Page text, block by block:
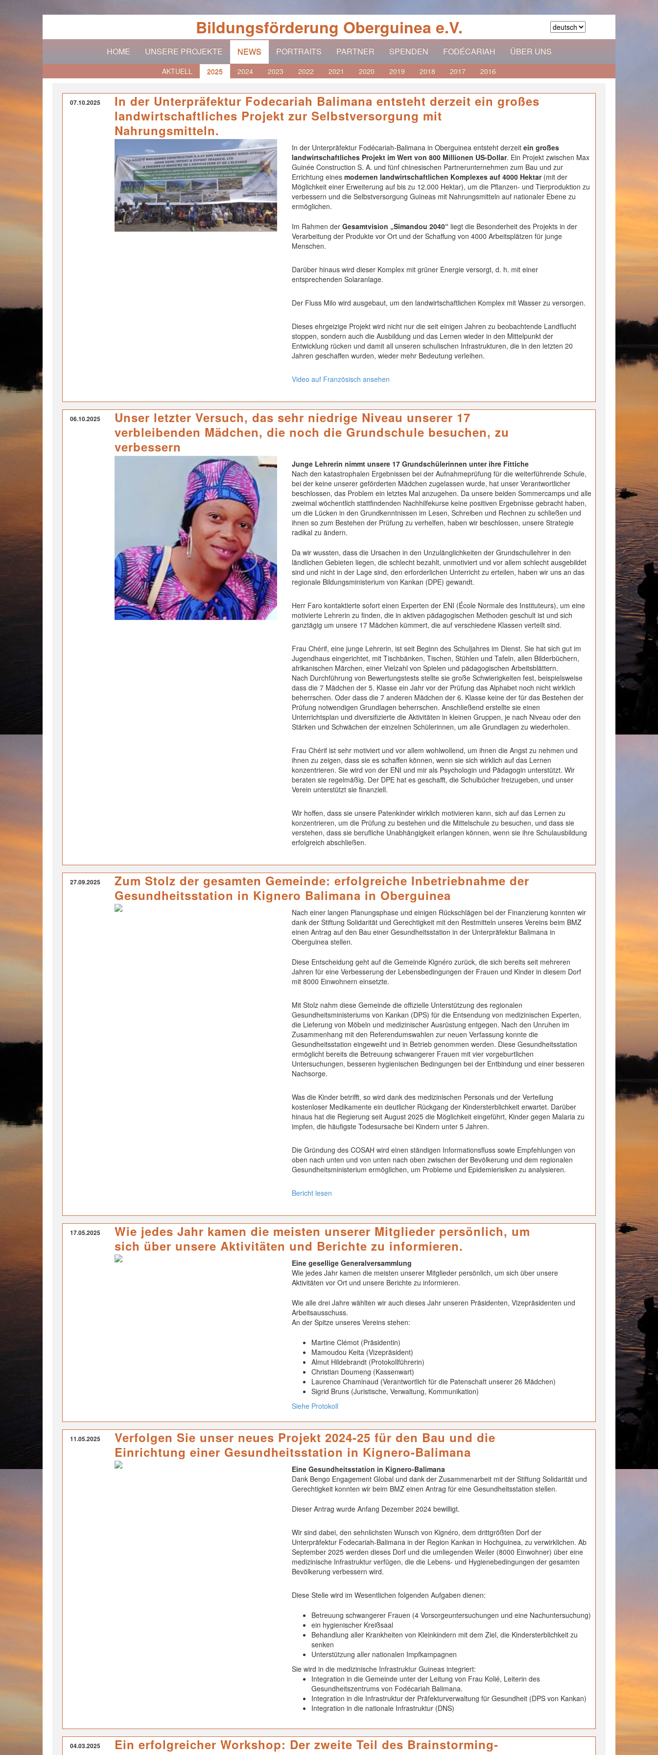
Bildungsförderung Oberguinea e.V.
HOME UNSERE PROJEKTE NEWS PORTRAITS PARTNER SPENDEN FODÉCARIAH ÜBER UNS
AKTUELL 2025 2024 2023 2022 2021 2020 2019 2018 2017 2016
07.10.2025
In der Unterpräfektur Fodecariah Balimana entsteht derzeit ein großes
landwirtschaftliches Projekt zur Selbstversorgung mit
Nahrungsmitteln.
In der Unterpräfektur Fodécariah-Balimana in Oberguinea entsteht derzeitein großes
landwirtschaftliches Projekt im Wert von 800 Millionen US-Dollar. Ein Projekt zwischen Max
Guinée Construction S. A. und fünf chinesischen Partnerunternehmen zum Bau und zur
Errichtung einesmodernen landwirtschaftlichen Komplexes auf 4000 Hektar(mit der
Möglichkeit einer Erweiterung auf bis zu 12.000 Hektar), um die Pflanzen- und Tierproduktion zu
verbessern und die Selbstversorgung Guineas mit Nahrungsmitteln auf nationaler Ebene zu
ermöglichen.
Im Rahmen derGesamtvision „Simandou 2040“ liegt die Besonderheit des Projekts in der
Verarbeitung der Produkte vor Ort und der Schaffung von 4000 Arbeitsplätzen für junge
Menschen.
Darüber hinaus wird dieser Komplex mit grüner Energie versorgt, d. h. mit einer
entsprechenden Solaranlage.
Der Fluss Milo wird ausgebaut, um den landwirtschaftlichen Komplex mit Wasser zu versorgen.
Dieses ehrgeizige Projekt wird nicht nur die seit einigen Jahren zu beobachtende Landflucht
stoppen, sondern auch die Ausbildung und das Lernen wieder in den Mittelpunkt der
Entwicklung rücken und damit all unseren schulischen Infrastrukturen, die in den letzten 20
Jahren geschaffen wurden, wieder mehr Bedeutung verleihen.
Video auf Französisch ansehen
06.10.2025
Unser letzter Versuch, das sehr niedrige Niveau unserer 17
verbleibenden Mädchen, die noch die Grundschule besuchen, zu
verbessern
Junge Lehrerin nimmt unsere 17 Grundschülerinnen unter ihre Fittiche
Nach den katastrophalen Ergebnissen bei der Aufnahmeprüfung für die weiterführende Schule,
bei der keine unserer geförderten Mädchen zugelassen wurde, hat unser Verantwortlicher
beschlossen, das Problem ein letztes Mal anzugehen. Da unsere beiden Sommercamps und alle
zweimal wöchentlich stattfindenden Nachhilfekurse keine positiven Ergebnisse gebracht haben,
um die Lücken in den Grundkenntnissen im Lesen, Schreiben und Rechnen zu schließen und
ihnen so zum Bestehen der Prüfung zu verhelfen, haben wir beschlossen, unsere Strategie
radikal zu ändern.
Da wir wussten, dass die Ursachen in den Unzulänglichkeiten der Grundschullehrer in den
ländlichen Gebieten liegen, die schlecht bezahlt, unmotiviert und vor allem schlecht ausgebildet
sind und nicht in der Lage sind, den erforderlichen Unterricht zu erteilen, haben wir uns an das
regionale Bildungsministerium von Kankan (DPE) gewandt.
Herr Faro kontaktierte sofort einen Experten der ENI (École Normale des Instituteurs), um eine
motivierte Lehrerin zu finden, die in aktiven pädagogischen Methoden geschult ist und sich
ganztägig um unsere 17 Mädchen kümmert, die auf verschiedene Klassen verteilt sind.
Frau Chérif, eine junge Lehrerin, ist seit Beginn des Schuljahres im Dienst. Sie hat sich gut im
Jugendhaus eingerichtet, mit Tischbänken, Tischen, Stühlen und Tafeln, allen Bilderbüchern,
afrikanischen Märchen, einer Vielzahl von Spielen und pädagogischen Arbeitsblättern.
Nach Durchführung von Bewertungstests stellte sie große Schwierigkeiten fest, beispielsweise
dass die 7 Mädchen der 5. Klasse ein Jahr vor der Prüfung das Alphabet noch nicht wirklich
beherrschen. Oder dass die 7 anderen Mädchen der 6. Klasse keine der für das Bestehen der
Prüfung notwendigen Grundlagen beherrschen. Anschließend erstellte sie einen
Unterrichtsplan und diversifizierte die Aktivitäten in kleinen Gruppen, je nach Niveau oder den
Stärken und Schwächen der einzelnen Schülerinnen, um alle Grundlagen zu wiederholen.
Frau Chérif ist sehr motiviert und vor allem wohlwollend, um ihnen die Angst zu nehmen und
ihnen zu zeigen, dass sie es schaffen können, wenn sie sich wirklich auf das Lernen
konzentrieren. Sie wird von der ENI und mir als Psychologin und Pädagogin unterstützt. Wir
beraten sie regelmäßig. Der DPE hat es geschafft, die Schulbücher freizugeben, und unser
Verein unterstützt sie finanziell.
Wir hoffen, dass sie unsere Patenkinder wirklich motivieren kann, sich auf das Lernen zu
konzentrieren, um die Prüfung zu bestehen und die Mittelschule zu besuchen, und dass sie
verstehen, dass sie berufliche Unabhängigkeit erlangen können, wenn sie ihre Schulausbildung
erfolgreich abschließen.
27.09.2025
Zum Stolz der gesamten Gemeinde: erfolgreiche Inbetriebnahme der
Gesundheitsstation in Kignero Balimana in Oberguinea
Nach einer langen Planungsphase und einigen Rückschlägen bei der Finanzierung konnten wir
dank der Stiftung Solidarität und Gerechtigkeit mit den Restmitteln unseres Vereins beim BMZ
einen Antrag auf den Bau einer Gesundheitsstation in der Unterpräfektur Balimana in
Oberguinea stellen.
Diese Entscheidung geht auf die Gemeinde Kignéro zurück, die sich bereits seit mehreren
Jahren für eine Verbesserung der Lebensbedingungen der Frauen und Kinder in diesem Dorf
mit 8000 Einwohnern einsetzte.
Mit Stolz nahm diese Gemeinde die offizielle Unterstützung des regionalen
Gesundheitsministeriums von Kankan (DPS) für die Entsendung von medizinischen Experten,
die Lieferung von Möbeln und medizinischer Ausrüstung entgegen. Nach den Unruhen im
Zusammenhang mit den Referendumswahlen zur neuen Verfassung konnte die
Gesundheitsstation eingeweiht und in Betrieb genommen werden. Diese Gesundheitsstation
ermöglicht bereits die Betreuung schwangerer Frauen mit vier vorgeburtlichen
Untersuchungen, besseren hygienischen Bedingungen bei der Entbindung und einer besseren
Nachsorge.
Was die Kinder betrifft, so wird dank des medizinischen Personals und der Verteilung
kostenloser Medikamente ein deutlicher Rückgang der Kindersterblichkeit erwartet. Darüber
hinaus hat die Regierung seit August 2025 die Möglichkeit eingeführt, Kinder gegen Malaria zu
impfen, die häufigste Todesursache bei Kindern unter 5 Jahren.
Die Gründung des COSAH wird einen ständigen Informationsfluss sowie Empfehlungen von
oben nach unten und von unten nach oben zwischen der Bevölkerung und dem regionalen
Gesundheitsministerium ermöglichen, um Probleme und Epidemierisiken zu analysieren.
Bericht lesen
17.05.2025
Wie jedes Jahr kamen die meisten unserer Mitglieder persönlich, um
sich über unsere Aktivitäten und Berichte zu informieren.
Eine gesellige Generalversammlung
Wie jedes Jahr kamen die meisten unserer Mitglieder persönlich, um sich über unsere
Aktivitäten vor Ort und unsere Berichte zu informieren.
Wie alle drei Jahre wählten wir auch dieses Jahr unseren Präsidenten, Vizepräsidenten und
Arbeitsausschuss.
An der Spitze unseres Vereins stehen:
Martine Clémot (Präsidentin)
Mamoudou Keita (Vizepräsident)
Almut Hildebrandt (Protokollführerin)
Christian Doumeng (Kassenwart)
Laurence Chaminaud (Verantwortlich für die Patenschaft unserer 26 Mädchen)
Sigrid Bruns (Juristische, Verwaltung, Kommunikation)
Siehe Protokoll
11.05.2025
Verfolgen Sie unser neues Projekt 2024-25 für den Bau und die
Einrichtung einer Gesundheitsstation in Kignero-Balimana
Eine Gesundheitsstation in Kignero-Balimana
Dank Bengo Engagement Global und dank der Zusammenarbeit mit der Stiftung Solidarität und
Gerechtigkeit konnten wir beim BMZ einen Antrag für eine Gesundheitsstation stellen.
Dieser Antrag wurde Anfang Dezember 2024 bewilligt.
Wir sind dabei, den sehnlichsten Wunsch von Kignéro, dem drittgrößten Dorf der
Unterpräfektur Fodecariah-Balimana in der Region Kankan in Hochguinea, zu verwirklichen. Ab
September 2025 werden dieses Dorf und die umliegenden Weiler (8000 Einwohner) über eine
medizinische Infrastruktur verfügen, die die Lebens- und Hygienebedingungen der gesamten
Bevölkerung verbessern wird.
Diese Stelle wird im Wesentlichen folgenden Aufgaben dienen:
Betreuung schwangerer Frauen (4 Vorsorgeuntersuchungen und eine Nachuntersuchung)
ein hygienischer Kreißsaal
Behandlung aller Krankheiten von Kleinkindern mit dem Ziel, die Kindersterblichkeit zu
senken
Unterstützung aller nationalen Impfkampagnen
Sie wird in die medizinische Infrastruktur Guineas integriert:
Integration in die Gemeinde unter der Leitung von Frau Kolié, Leiterin des
Gesundheitszentrums von Fodécariah Balimana.
Integration in die Infrastruktur der Präfekturverwaltung für Gesundheit (DPS von Kankan)
Integration in die nationale Infrastruktur (DNS)
04.03.2025
Ein erfolgreicher Workshop: Der zweite Teil des Brainstorming-